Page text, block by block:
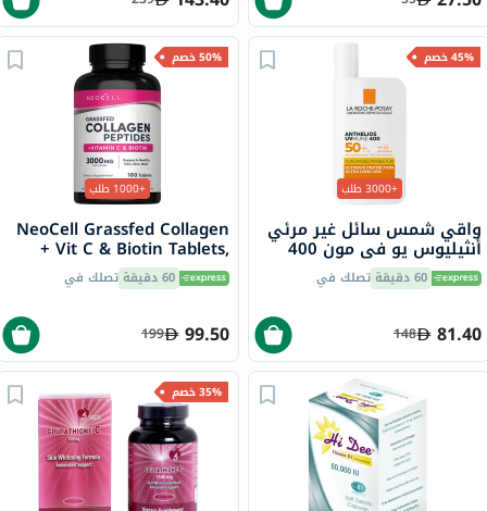
45% خصم
+3000 طلب
واقي شمس سائل غير مرئي
أنثيليوس يو في مون 400
لاروش بوزيه، عامل حماية
50+ - 50 مل 60 دقيقة تصلك في
81.40
148
50% خصم
+1000 طلب
NeoCell Grassfed Collagen
+ Vit C & Biotin Tablets,
Pack of 180's
60 دقيقة تصلك في
99.50
199
35% خصم